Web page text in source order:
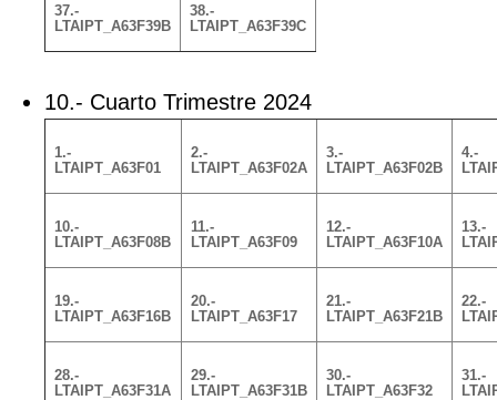
37.-
LTAIPT_A63F39B
38.-
LTAIPT_A63F39C
10.- Cuarto Trimestre 2024
1.-
LTAIPT_A63F01
2.-
LTAIPT_A63F02A
3.-
LTAIPT_A63F02B
4.-
10.-
LTAIPT_A63F08B
11.-
LTAIPT_A63F09
12.-
LTAIPT_A63F10A
13.-
19.-
LTAIPT_A63F16B
20.-
LTAIPT_A63F17
21.-
LTAIPT_A63F21B
22.-
28.-
LTAIPT_A63F31A
29.-
LTAIPT_A63F31B
30.-
LTAIPT_A63F32
31.-